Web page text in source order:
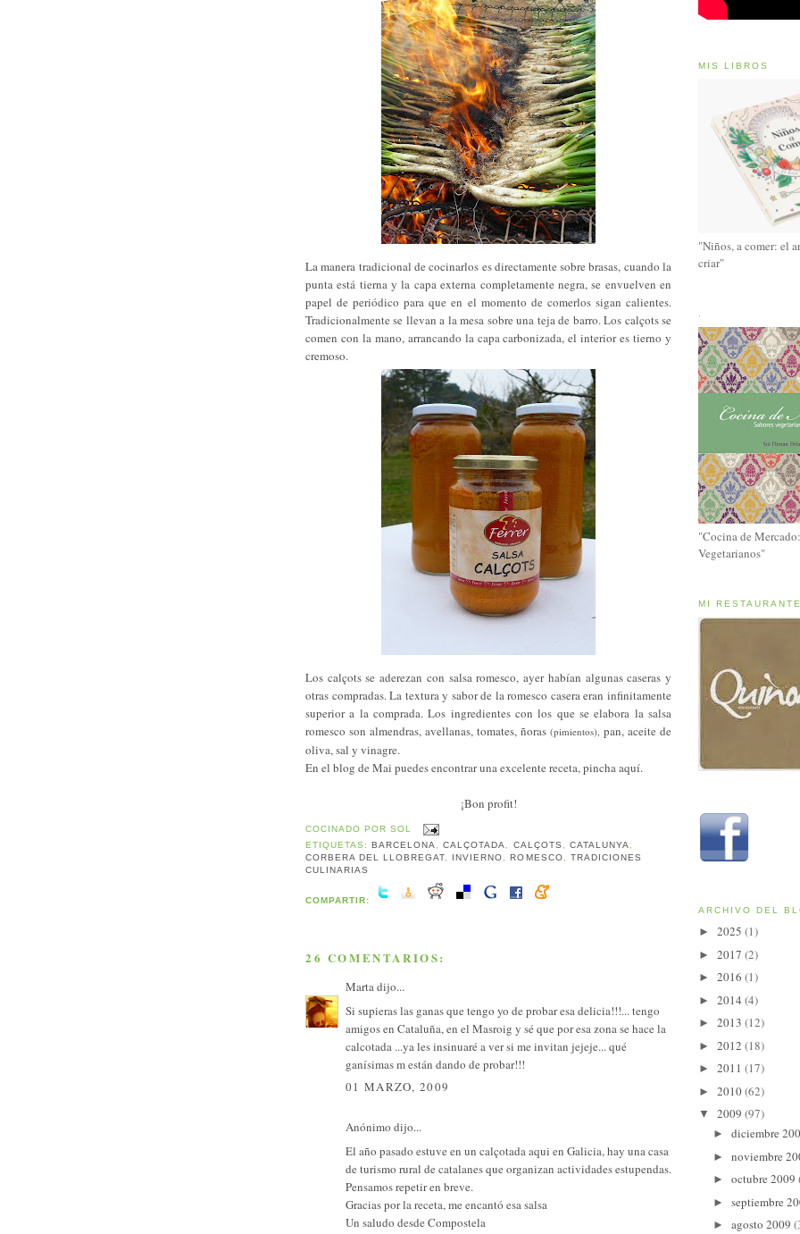
La manera tradicional de cocinarlos es directamente sobre brasas, cuando la
punta está tierna y la capa externa completamente negra, se envuelven en
papel de periódico para que en el momento de comerlos sigan calientes.
Tradicionalmente se llevan a la mesa sobre una teja de barro. Los calçots se
comen con la mano, arrancando la capa carbonizada, el interior es tierno y
cremoso.
Los calçots se aderezan con salsa romesco, ayer habían algunas caseras y
otras compradas. La textura y sabor de la romesco casera eran infinitamente
superior a la comprada. Los ingredientes con los que se elabora la salsa
romesco son almendras, avellanas, tomates, ñoras (pimientos), pan, aceite de
oliva, sal y vinagre.
En el blog de Mai puedes encontrar una excelente receta,pincha aquí.
¡Bon profit!
COCINADO PORSOL
ETIQUETAS: BARCELONA,CALÇOTADA, CALÇOTS , CATALUNYA,
CORBERA DEL LLOBREGAT, INVIERNO, ROMESCO, TRADICIONES
CULINARIAS
COMPARTIR:
26 COMENTARIOS:
Martadijo...
Si supieras las ganas que tengo yo de probar esa delicia!!!... tengo
amigos en Cataluña, en el Masroig y sé que por esa zona se hace la
calcotada ...ya les insinuaré a ver si me invitan jejeje... qué
ganísimas m están dando de probar!!!
01 MARZO, 2009
Anónimo dijo...
El año pasado estuve en un calçotada aqui en Galicia, hay una casa
de turismo rural de catalanes que organizan actividades estupendas.
Pensamos repetir en breve.
Gracias por la receta, me encantó esa salsa
Un saludo desde Compostela
MIS LIBROS
"Niños, a comer: el
criar"
.
"Cocina de
Vegetarianos"
MI RESTAURANTE
ARCHIVO DEL
► 2025 (1)
► 2017 (2)
► 2016 (1)
► 2014 (4)
► 2013 (12)
► 2012 (18)
► 2011 (17)
► 2010(62)
▼ 2009 (97)
► diciembre
► noviembre
► octubre 2009
► septiembre
► agosto 2009